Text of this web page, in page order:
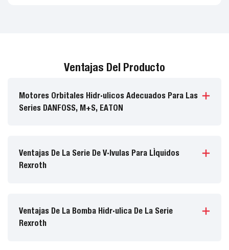
Ventajas Del Producto
Motores Orbitales Hidráulicos Adecuados Para Las
Series DANFOSS, M+S, EATON
Ventajas De La Serie De Válvulas Para Líquidos
Rexroth
Ventajas De La Bomba Hidráulica De La Serie
Rexroth